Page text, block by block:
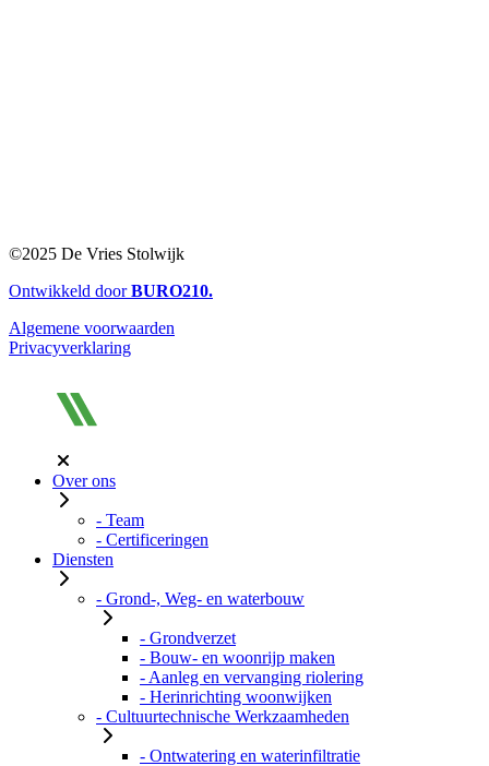
©2025 De Vries Stolwijk
Ontwikkeld doorBURO210.
Algemene voorwaarden
Privacyverklaring
Over ons
- Team
- Certificeringen
Diensten
- Grond-, Weg- en waterbouw
- Grondverzet
- Bouw- en woonrijp maken
- Aanleg en vervanging riolering
- Herinrichting woonwijken
- Cultuurtechnische Werkzaamheden
- Ontwatering en waterinfiltratie